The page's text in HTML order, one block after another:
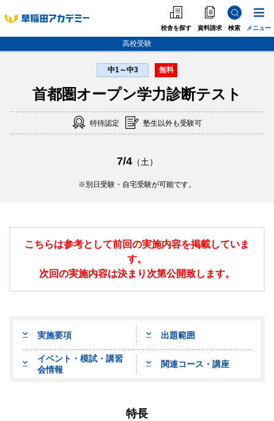
校舎を探す 資料請求 検索 メニュー
高校受験
高校受験
大学受験 個別指導
特待認定 塾生以外も受験可
中1～中3
首都圏オープン学力診断テスト
無料
7/4（土）
別日受験・自宅受験が可能です。
こちらは参考として前回の実施内容を掲載していま
す。
次回の実施内容は決まり次第公開致します。
実施要項 出題範囲
イベント・模試・講習
会情報
関連コース・講座
特長